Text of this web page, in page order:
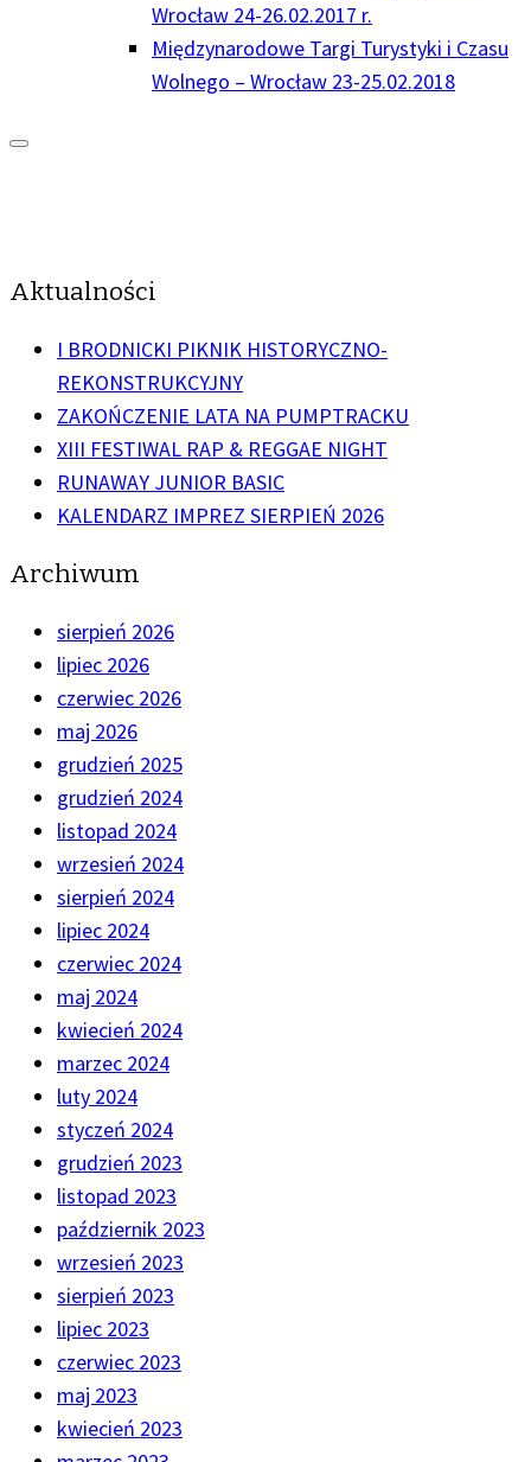
Wrocław 24-26.02.2017 r.
Międzynarodowe Targi Turystyki i Czasu
Wolnego – Wrocław 23-25.02.2018
Aktualności
I BRODNICKI PIKNIK HISTORYCZNO-
REKONSTRUKCYJNY
ZAKOŃCZENIE LATA NA PUMPTRACKU
XIII FESTIWAL RAP & REGGAE NIGHT
RUNAWAY JUNIOR BASIC
KALENDARZ IMPREZ SIERPIEŃ 2026
Archiwum
sierpień 2026
lipiec 2026
czerwiec 2026
maj 2026
grudzień 2025
grudzień 2024
listopad 2024
wrzesień 2024
sierpień 2024
lipiec 2024
czerwiec 2024
maj 2024
kwiecień 2024
marzec 2024
luty 2024
styczeń 2024
grudzień 2023
listopad 2023
październik 2023
wrzesień 2023
sierpień 2023
lipiec 2023
czerwiec 2023
maj 2023
kwiecień 2023